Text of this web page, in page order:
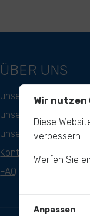
ÜBER UNS
unsere Mission
unser Ansatz
unsere Geschichte
Kontakt & Team
FAQ
Wir nutzen
Diese
verbessern.
Werfen Sie
Anpassen